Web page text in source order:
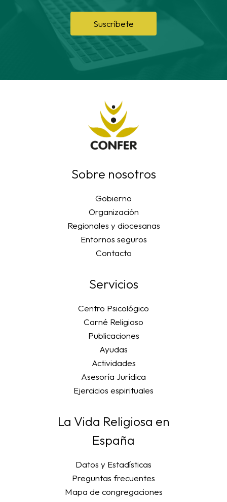
Suscríbete
Sobre nosotros
Gobierno
Organización
Regionales y diocesanas
Entornos seguros
Contacto
Servicios
Centro Psicológico
Carné Religioso
Publicaciones
Ayudas
Actividades
Asesoría Jurídica
Ejercicios espirituales
La Vida Religiosa en
España
Datos y Estadísticas
Preguntas frecuentes
Mapa de congregaciones